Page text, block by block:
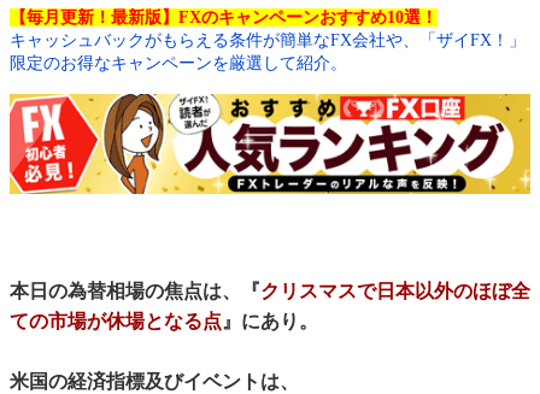
【毎月更新！最新版】FXのキャンペーンおすすめ10選！
キャッシュバックがもらえる条件が簡単なFX会社や、「ザイFX！」
限定のお得なキャンペーンを厳選して紹介。
本日の為替相場の焦点は、『クリスマスで日本以外のほぼ全
ての市場が休場となる点』にあり。
米国の経済指標及びイベントは、